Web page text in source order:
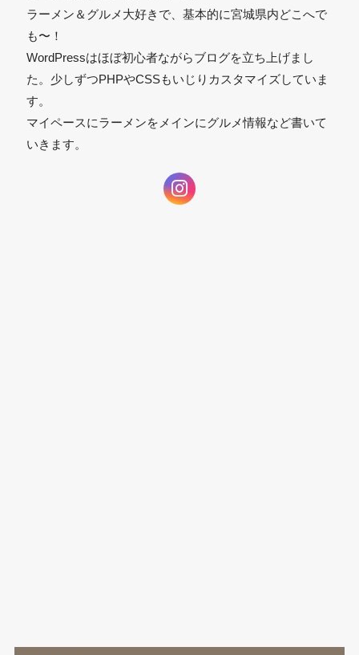
ラーメン＆グルメ大好きで、基本的に宮城県内どこへで
も〜！
WordPressはほぼ初心者ながらブログを立ち上げまし
た。少しずつPHPやCSSもいじりカスタマイズしていま
す。
マイペースにラーメンをメインにグルメ情報など書いて
いきます。